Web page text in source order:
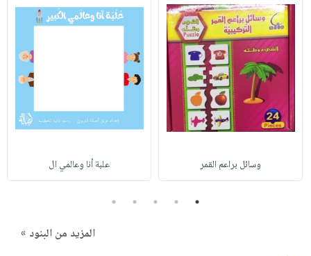
وسائل براعم القمر علبة أنا وعالمي ال
1
2
3
4
5
المزيد من البنود »